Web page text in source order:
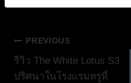
แนะแนว
เรื่อง
PREVIOUS
รีวิว The White Lotus S3
ปริศนาในโรงแรมหรูที่